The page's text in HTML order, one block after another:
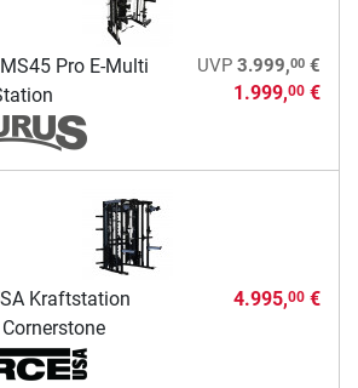
Pro E-Multi
UVP 3.999,00€
1.999,00€
Kraftstation
4.995,00€